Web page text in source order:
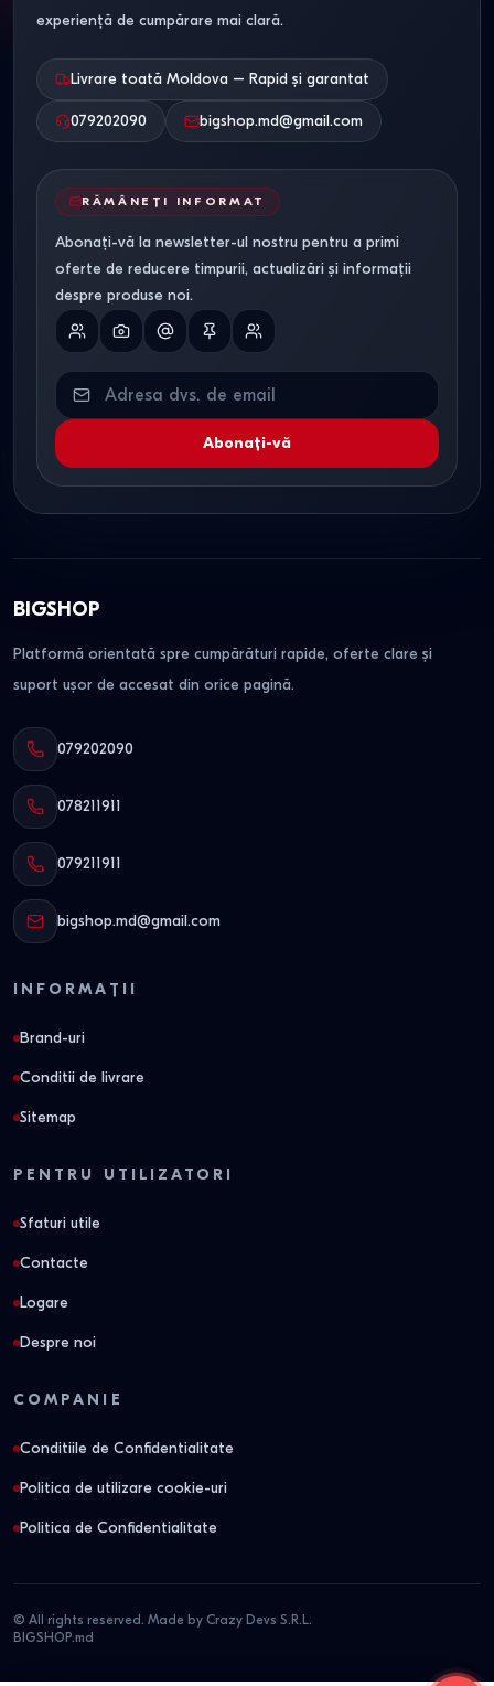
experiență de cumpărare mai clară.
Livrare toată Moldova – Rapid și garantat
079202090 bigshop.md@gmail.com
RĂMÂNEȚI INFORMAT
Abonați-vă la newsletter-ul nostru pentru a primi
oferte de reducere timpurii, actualizări și informații
despre produse noi.
Abonați-vă
BIGSHOP
Platformă orientată spre cumpărături rapide, oferte clare și
suport ușor de accesat din orice pagină.
079202090
078211911
079211911
bigshop.md@gmail.com
INFORMAȚII
Brand-uri
Conditii de livrare
Sitemap
PENTRU UTILIZATORI
Sfaturi utile
Contacte
Logare
Despre noi
COMPANIE
Conditiile de Confidentialitate
Politica de utilizare cookie-uri
Politica de Confidentialitate
© All rights reserved. Made by Crazy Devs S.R.L.
BIGSHOP.md